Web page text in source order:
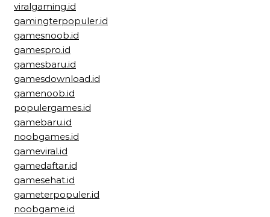
viralgaming.id
gamingterpopuler.id
gamesnoob.id
gamespro.id
gamesbaru.id
gamesdownload.id
gamenoob.id
populergames.id
gamebaru.id
noobgames.id
gameviral.id
gamedaftar.id
gamesehat.id
gameterpopuler.id
noobgame.id